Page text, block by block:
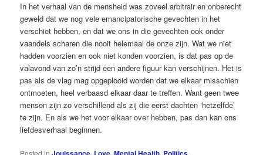
In het verhaal van de mensheid was zoveel arbitrair en onberecht
geweld dat we nog vele emancipatorische gevechten in het
verschiet hebben, en dat we ons in die gevechten ook onder
vaandels scharen die nooit helemaal de onze zijn. Wat we niet
hadden voorzien en ook niet konden voorzien, is dat pas op de
valavond van zo’n strijd een andere figuur kan verschijnen. Het is
pas als de vlag mag opgeplooid worden dat we elkaar misschien
ontmoeten, heel verbaasd elkaar daar te treffen. Want geen twee
mensen zijn zo verschillend als zij die eerst dachten ‘hetzelfde’
te zijn. En als we het voor elkaar over hebben, pas dan kan ons
liefdesverhaal beginnen.